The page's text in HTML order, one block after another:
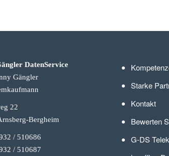
n
b
R
e
a
d
r,
DatenService
Gängler
22
Bergheim
/ 510686
/ 510687
Starke
Kontakt
Bewerten
G-DS